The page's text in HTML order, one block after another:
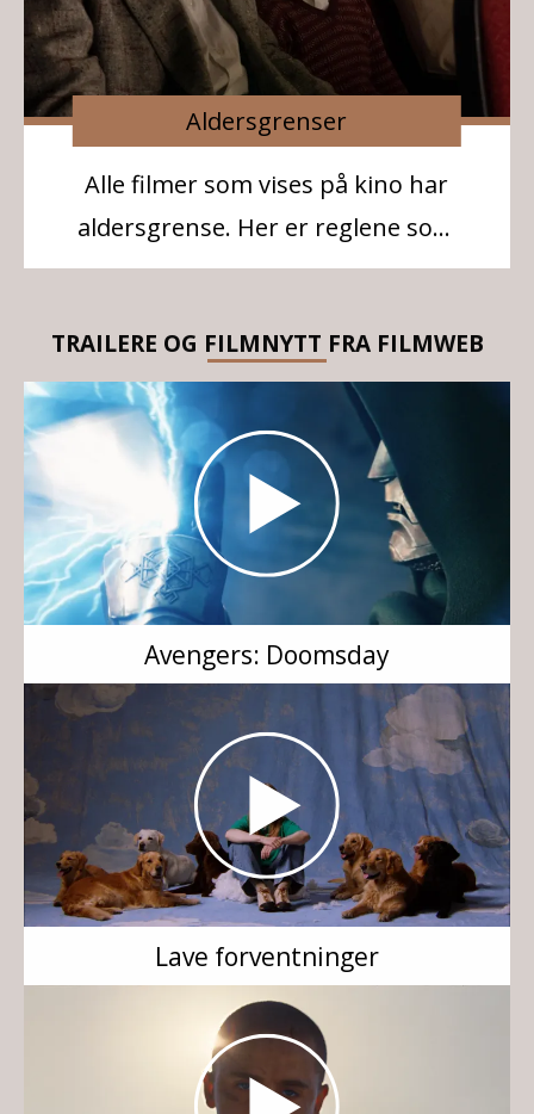
Aldersgrenser
Alle filmer som vises på kino har
aldersgrense. Her er reglene som
gjelder
TRAILERE OG FILMNYTT FRA FILMWEB
Avengers: Doomsday
Lave forventninger